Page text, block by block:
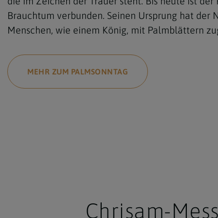
Brauchtum verbunden. Seinen Ursprung hat der
Menschen, wie einem König, mit Palmblättern
MEHR ZUM PALMSONNTAG
Chrisam-